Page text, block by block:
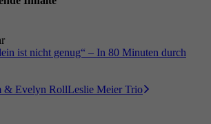
ist nicht genug“ – In 80 Minuten durch
der größten deutschen Lyriker der letzten 60
& Evelyn RollLeslie Meier Trio